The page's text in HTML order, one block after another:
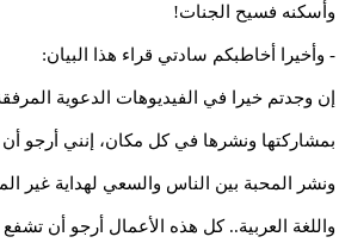
وأسكنه فسيح الجنات!
- وأخيرا أخاطبكم سادتي قراء هذا البيان:
إن وجدتم خيرا في الفيديوهات الدعوية
بمشاركتها ونشرها في كل مكان، إنني أرجو
ونشر المحبة بين الناس والسعي لهداية غير
واللغة العربية.. كل هذه الأعمال أرجو أن تشفع